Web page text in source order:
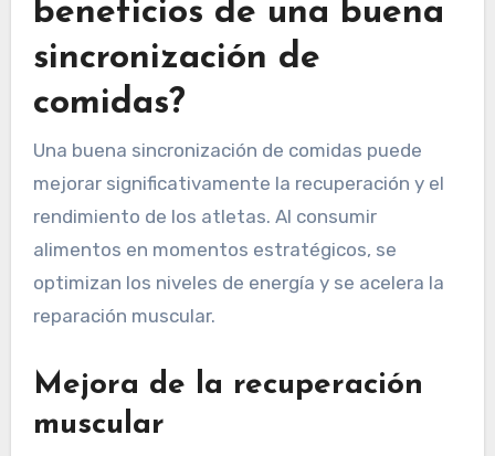
beneficios de una buena
sincronización de
comidas?
Una buena sincronización de comidas puede
mejorar significativamente la recuperación y el
rendimiento de los atletas. Al consumir
alimentos en momentos estratégicos, se
optimizan los niveles de energía y se acelera la
reparación muscular.
Mejora de la recuperación
muscular